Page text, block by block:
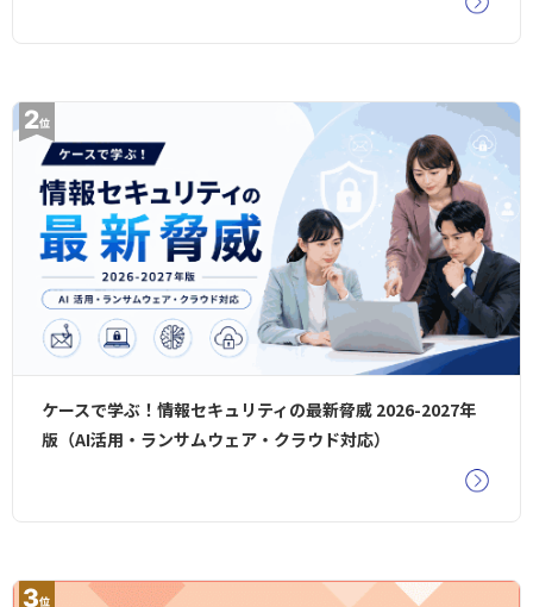
ケースで学ぶ！情報セキュリティの最新脅威 2026-2027年
版（AI活用・ランサムウェア・クラウド対応）